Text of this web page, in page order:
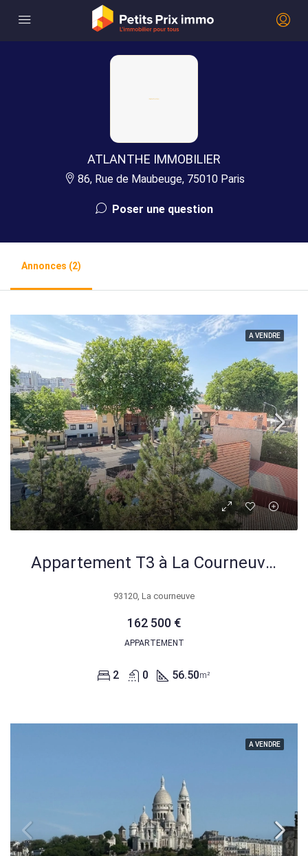
ATLANTHE IMMOBILIER
86, Rue de Maubeuge, 75010 Paris
Poser une question
Annonces (2)
A VENDRE
Appartement T3 à La Courneuve – 56,50 m², à rénover, proche transports et commerces
93120, La courneuve
162 500 €
APPARTEMENT
2 0 56.50m²
A VENDRE